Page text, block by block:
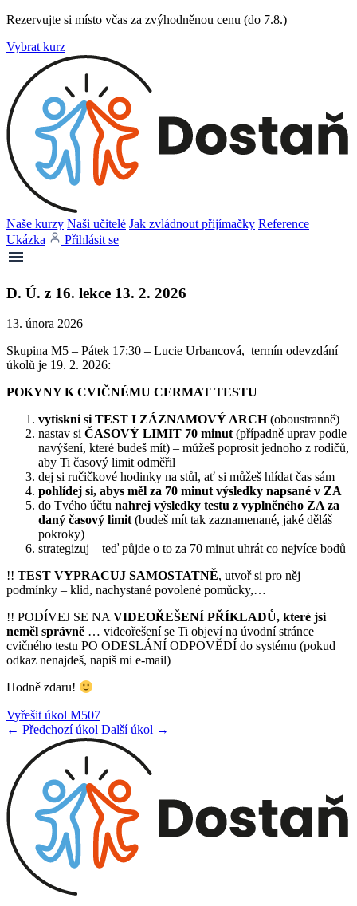
Rezervujte si místo včas za zvýhodněnou cenu (do 7.8.)
Vybrat kurz
Naše kurzy Naši učitelé Jak zvládnout přijímačky Reference
Ukázka
Přihlásit se
D. Ú. z 16. lekce 13. 2. 2026
13. února 2026
Skupina M5 – Pátek 17:30 – Lucie Urbancová, termín odevzdání
úkolů je 19. 2. 2026:
POKYNY K CVIČNÉMU CERMAT TESTU
vytiskni siTEST I ZÁZNAMOVÝ ARCH(oboustranně)
nastav si ČASOVÝ LIMIT 70 minut(případně uprav podle
navýšení, které budeš mít) – můžeš poprosit jednoho z rodičů,
aby Ti časový limit odměřil
dej si ručičkové hodinky na stůl, ať si můžeš hlídat čas sám
pohlídej si, abys měl za 70 minut výsledky napsané v ZA
do Tvého účtu nahrej výsledky testu z vyplněného ZA za
daný časový limit(budeš mít tak zaznamenané, jaké děláš
pokroky)
strategizuj – teď půjde o to za 70 minut uhrát co nejvíce bodů
!! TEST VYPRACUJ SAMOSTATNĚ, utvoř si pro něj
podmínky – klid, nachystané povolené pomůcky,…
!! PODÍVEJ SE NAVIDEOŘEŠENÍ PŘÍKLADŮ, které jsi
neměl správně … videořešení se Ti objeví na úvodní stránce
cvičného testu PO ODESLÁNÍ ODPOVĚDÍ do systému (pokud
odkaz nenajdeš, napiš mi e-mail)
Hodně zdaru!
Vyřešit úkol M507
← Předchozí úkol Další úkol →